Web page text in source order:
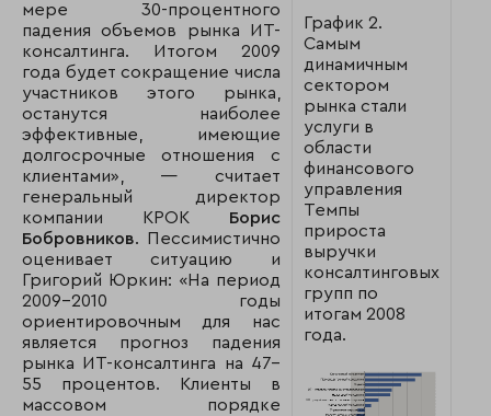
График 2.
Самым
динамичным
сектором
рынка стали
услуги в
области
финансового
управления
Темпы
прироста
выручки
консалтинговых
групп по
итогам 2008
года.
мере 30-процентного
падения объемов рынка ИТ-
консалтинга. Итогом 2009
года будет сокращение числа
участников этого рынка,
останутся наиболее
эффективные, имеющие
долгосрочные отношения с
клиентами», — считает
генеральный директор
компании КРОК Борис
Бобровников. Пессимистично
оценивает ситуацию и
Григорий Юркин: «На период
2009–2010 годы
ориентировочным для нас
является прогноз падения
рынка ИТ-консалтинга на 47–
55 процентов. Клиенты в
массовом порядке